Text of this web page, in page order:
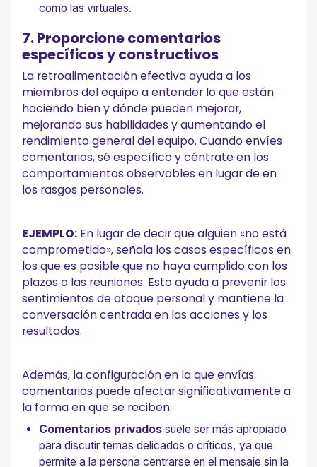
como las virtuales.
7. Proporcione comentarios
específicos y constructivos
La retroalimentación efectiva ayuda a los
miembros del equipo a entender lo que están
haciendo bien y dónde pueden mejorar,
mejorando sus habilidades y aumentando el
rendimiento general del equipo. Cuando envíes
comentarios, sé específico y céntrate en los
comportamientos observables en lugar de en
los rasgos personales.
EJEMPLO: En lugar de decir que alguien «no está
comprometido», señala los casos específicos en
los que es posible que no haya cumplido con los
plazos o las reuniones. Esto ayuda a prevenir los
sentimientos de ataque personal y mantiene la
conversación centrada en las acciones y los
resultados.
Además, la configuración en la que envías
comentarios puede afectar significativamente a
la forma en que se reciben:
Comentarios privados suele ser más apropiado
para discutir temas delicados o críticos, ya que
permite a la persona centrarse en el mensaje sin la